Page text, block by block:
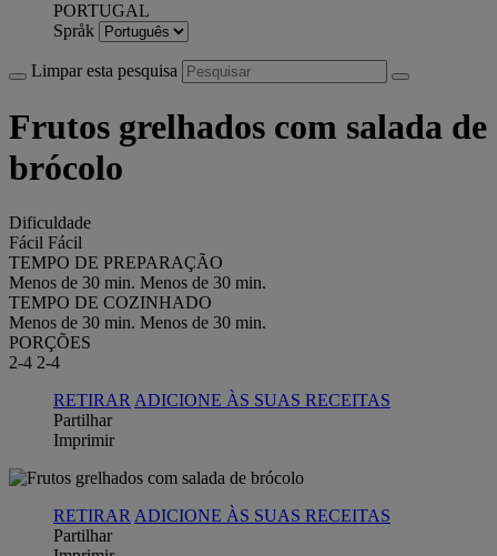
PORTUGAL
Språk
Limpar esta pesquisa
Frutos grelhados com salada de
brócolo
Dificuldade
Fácil Fácil
TEMPO DE PREPARAÇÃO
Menos de 30 min. Menos de 30 min.
TEMPO DE COZINHADO
Menos de 30 min. Menos de 30 min.
PORÇÕES
2-4 2-4
RETIRAR ADICIONE ÀS SUAS RECEITAS
Partilhar
Imprimir
RETIRAR ADICIONE ÀS SUAS RECEITAS
Partilhar